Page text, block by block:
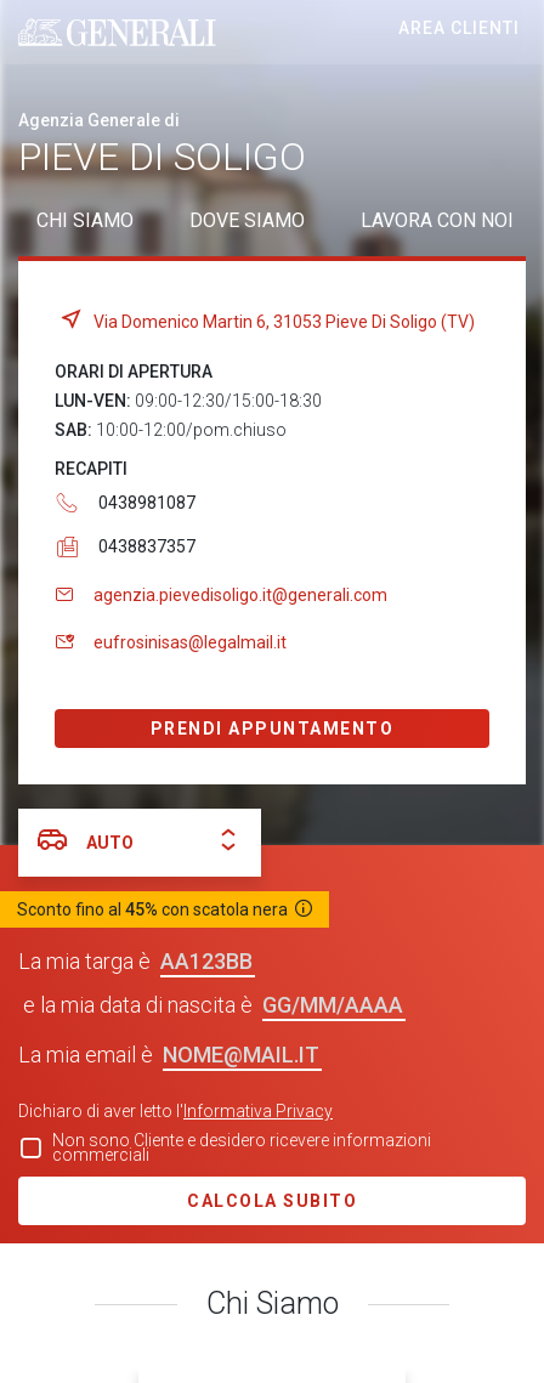
Generali logo
AREA CLIENTI
Agenzia Generale di
PIEVE DI SOLIGO
CHI SIAMO DOVE SIAMO LAVORA CON NOI
Via Domenico Martin 6, 31053 Pieve Di Soligo (TV)
ORARI DI APERTURA
LUN-VEN: 09:00-12:30/15:00-18:30
SAB: 10:00-12:00/pom.chiuso
RECAPITI
0438981087
0438837357
agenzia.pievedisoligo.it@generali.com
eufrosinisas@legalmail.it
PRENDI APPUNTAMENTO
AUTO
Sconto fino al 45% con scatola nera
La mia targa è
AA123BB
e la mia data di nascita è
GG/MM/AAAA
La mia email è NOME@MAIL.IT
Dichiaro di aver letto l' Informativa Privacy
Non sono Cliente e desidero ricevere informazioni
commerciali
CALCOLA SUBITO
Chi Siamo